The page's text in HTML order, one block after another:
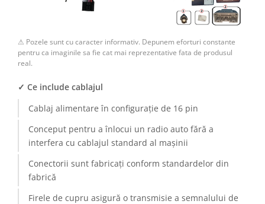
⚠ Pozele sunt cu caracter informativ. Depunem eforturi constante
pentru ca imaginile sa fie cat mai reprezentative fata de produsul
real.
✓ Ce include cablajul
Cablaj alimentare în configurație de 16 pin
Conceput pentru a înlocui un radio auto fără a
interfera cu cablajul standard al mașinii
Conectorii sunt fabricați conform standardelor din
fabrică
Firele de cupru asigură o transmisie a semnalului de